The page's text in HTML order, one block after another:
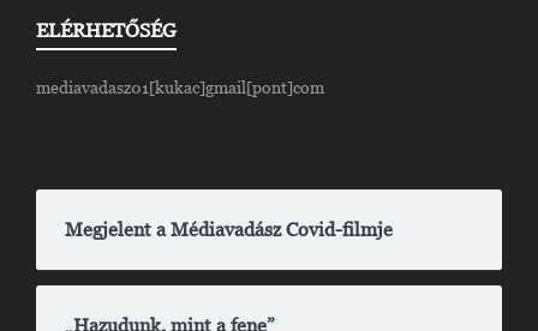
ELÉRHETŐSÉG
mediavadasz01[kukac]gmail[pont]com
Megjelent a Médiavadász Covid-filmje
„Hazudunk, mint a fene”